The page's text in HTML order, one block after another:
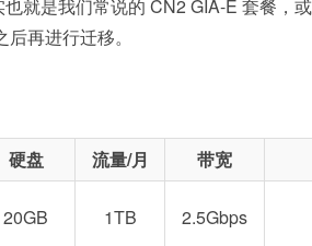
就是我们常说的 CN2 GIA-E 套餐，
再进行迁移。
硬盘 流量/月 带宽
20GB 1TB 2.5Gbps